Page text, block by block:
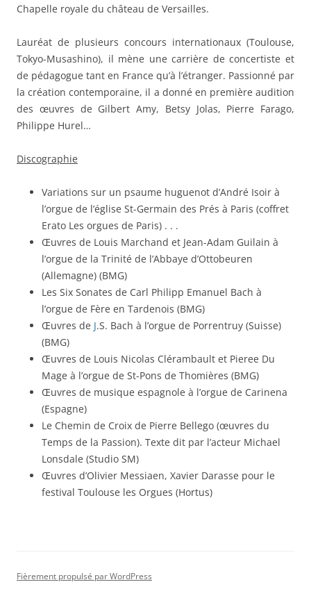
Chapelle royale du château de Versailles.
Lauréat de plusieurs concours internationaux (Toulouse,
Tokyo-Musashino), il mène une carrière de concertiste et
de pédagogue tant en France qu’à l’étranger. Passionné par
la création contemporaine, il a donné en première audition
des œuvres de Gilbert Amy, Betsy Jolas, Pierre Farago,
Philippe Hurel…
Discographie
Variations sur un psaume huguenot d’André Isoir à
l’orgue de l’église St-Germain des Prés à Paris (coffret
Erato Les orgues de Paris) . . .
Œuvres de Louis Marchand et Jean-Adam Guilain à
l’orgue de la Trinité de l’Abbaye d’Ottobeuren
(Allemagne) (BMG)
Les Six Sonates de Carl Philipp Emanuel Bach à
l’orgue de Fère en Tardenois (BMG)
Œuvres de J.S. Bach à l’orgue de Porrentruy (Suisse)
(BMG)
Œuvres de Louis Nicolas Clérambault et Pieree Du
Mage à l’orgue de St-Pons de Thomières (BMG)
Œuvres de musique espagnole à l’orgue de Carinena
(Espagne)
Le Chemin de Croix de Pierre Bellego (œuvres du
Temps de la Passion). Texte dit par l’acteur Michael
Lonsdale (Studio SM)
Œuvres d’Olivier Messiaen, Xavier Darasse pour le
festival Toulouse les Orgues (Hortus)
Fièrement propulsé par WordPress